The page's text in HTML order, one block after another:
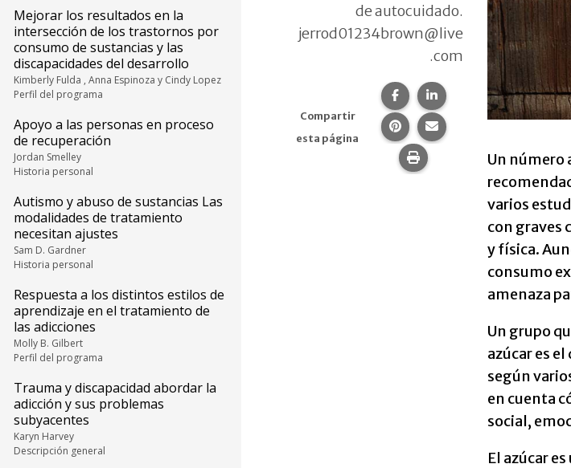
Mejorar los resultados en la
intersección de los trastornos por
consumo de sustancias y las
discapacidades del desarrollo
Kimberly Fulda , Anna Espinoza y Cindy Lopez
Perfil del programa
Apoyo a las personas en proceso
de recuperación
Jordan Smelley
Historia personal
Autismo y abuso de sustancias Las
modalidades de tratamiento
necesitan ajustes
Sam D. Gardner
Historia personal
Respuesta a los distintos estilos de
aprendizaje en el tratamiento de
las adicciones
Molly B. Gilbert
Perfil del programa
Trauma y discapacidad abordar la
adicción y sus problemas
subyacentes
Karyn Harvey
Descripción general
de autocuidado.
jerrod01234brown@live
.com
Compartir
esta página
Compartir esta página en
Compartir esta página
Compartir esta página en
Comparte esta página
Imprime esta página.
Un número
varios
con graves
y física.
consumo
amenaza
Un grupo
azúcar es
según
en cuenta
social,
El azúcar